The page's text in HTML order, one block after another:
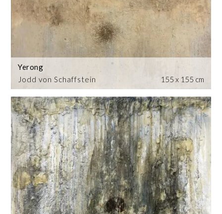
Jodd von Schaffstein
Yerong
155 x 155 cm